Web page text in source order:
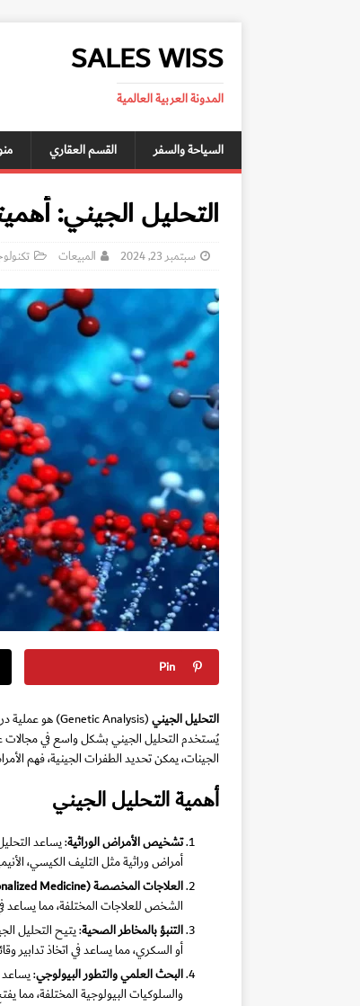
SALES WISS
المدونة العربية العالمية
السياحة والسفر القسم العقاري
التحليل الجيني:
سبتمبر 23, 2024 المبيعات
Pin
التحليل الجيني
يُستخدم التحليل الجيني بشكل واسع في مجالات
الجينات، يمكن تحديد الطفرات الجينية، فهم
أهمية التحليل الجيني
تشخيص الأمراض الوراثية: يساعد
أمراض وراثية مثل التليف الكيسي،
العلاجات المخصصة(Personalized Medicine)
الشخص للعلاجات المختلفة، مما
التنبؤ بالمخاطر الصحية: يتيح التحليل
أو السكري، مما يساعد في اتخاذ تدابير
البحث العلمي والتطور البيولوجي: يساعد
والسلوكيات البيولوجية المختلفة، مما